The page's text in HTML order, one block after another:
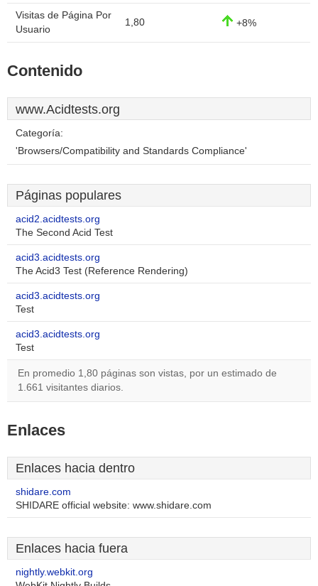
Visitas de Página Por
Usuario
1,80 +8%
Contenido
www.Acidtests.org
Categoría:
'Browsers/Compatibility and Standards Compliance'
Páginas populares
acid2.acidtests.org
The Second Acid Test
acid3.acidtests.org
The Acid3 Test (Reference Rendering)
acid3.acidtests.org
Test
acid3.acidtests.org
Test
En promedio 1,80 páginas son vistas, por un estimado de
1.661 visitantes diarios.
Enlaces
Enlaces hacia dentro
shidare.com
SHIDARE official website: www.shidare.com
Enlaces hacia fuera
nightly.webkit.org